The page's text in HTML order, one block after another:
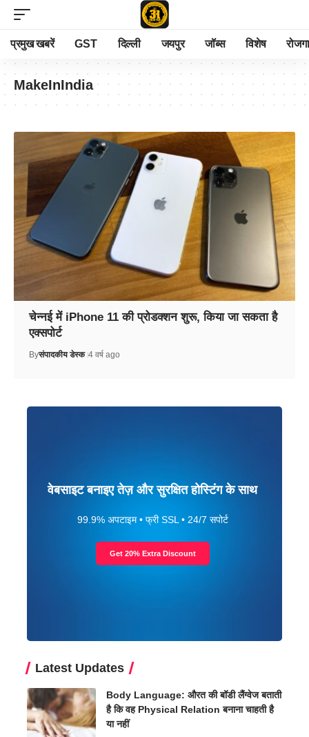
प्रमुख खबरें GST दिल्ली जयपुर जॉब्स विशेष
MakeInIndia
चेन्नई में iPhone 11 की प्रोडक्शन शुरू, किया जा सकता है
एक्सपोर्ट
Byसंपादकीय डेस्क 4 वर्ष ago
वेबसाइट बनाइए तेज़ और सुरक्षित होस्टिंग के साथ
99.9% अपटाइम • फ्री SSL • 24/7 सपोर्ट
Get 20% Extra Discount
Latest Updates
Body Language: औरत की बॉडी लैंग्वेज बताती
है कि वह Physical Relation बनाना चाहती है
या नहीं